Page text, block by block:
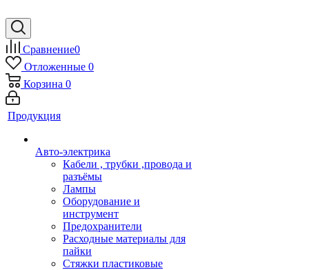
Сравнение0
Отложенные 0
Корзина 0
Продукция
Авто-электрика
Кабели , трубки ,провода и
разъёмы
Лампы
Оборудование и
инструмент
Предохранители
Расходные материалы для
пайки
Стяжки пластиковые